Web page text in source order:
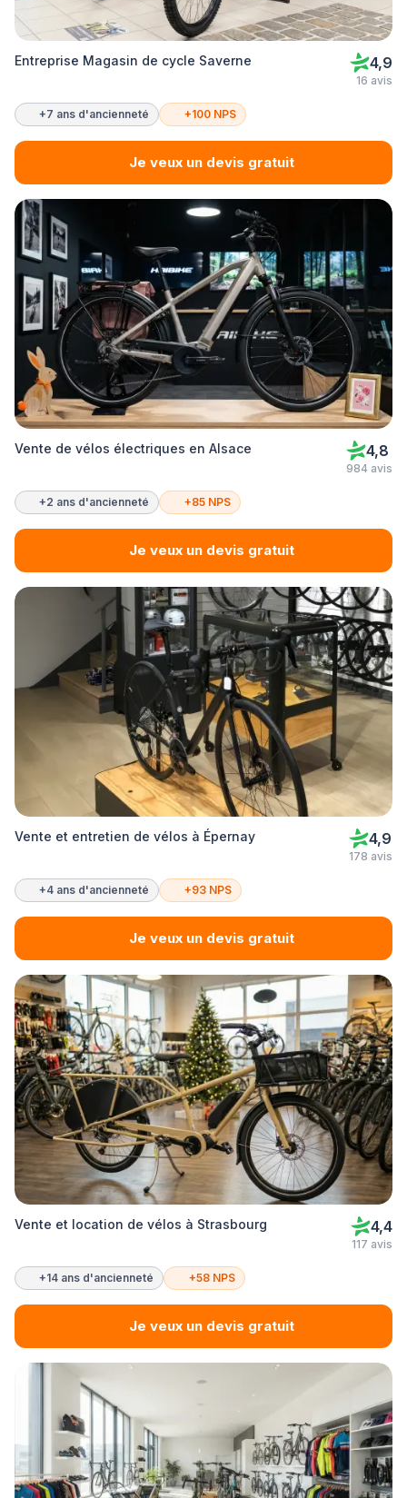
Entreprise Magasin de cycle Saverne 4,9
16 avis
+7 ans d'ancienneté +100 NPS
Je veux un devis gratuit
Vente de vélos électriques en Alsace 4,8
984 avis
+2 ans d'ancienneté +85 NPS
Je veux un devis gratuit
Vente et entretien de vélos à Épernay 4,9
178 avis
+4 ans d'ancienneté +93 NPS
Je veux un devis gratuit
Vente et location de vélos à Strasbourg 4,4
117 avis
+14 ans d'ancienneté +58 NPS
Je veux un devis gratuit